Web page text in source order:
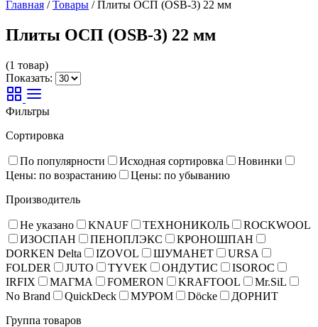
Главная /Товары /Плиты ОСП (OSB-3) 22 мм
Плиты ОСП (OSB-3) 22 мм
(1 товар)
Показать:
Фильтры
Сортировка
По популярности Исходная сортировка
Новинки
Цены: по возрастанию
Цены: по убыванию
Производитель
Не указано KNAUF ТЕХНОНИКОЛЬ
ROCKWOOL
ИЗОСПАН
ПЕНОПЛЭКС
КРОНОШПАН
DORKEN Delta
IZOVOL ШУМАНЕТ
URSA
FOLDER
JUTO TYVEK ОНДУТИС
ISOROC
IRFIX
МАГМА FOMERON KRAFTOOL
Mr.SiL
No Brand
QuickDeck МУРОМ Döcke
ДОРНИТ
Группа товаров